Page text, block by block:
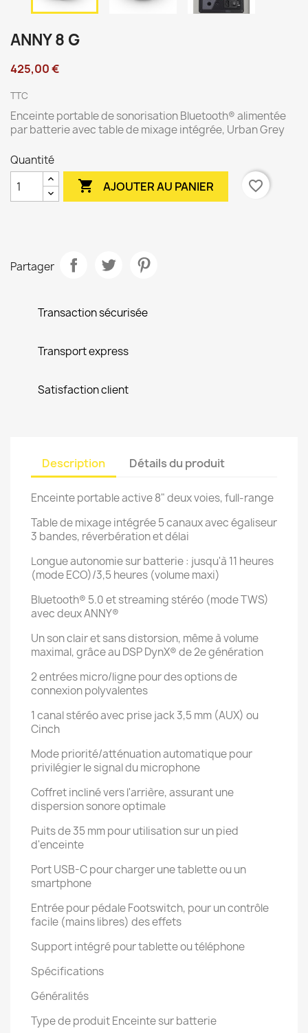
ANNY 8 G
425,00 €
TTC
Enceinte portable de sonorisation Bluetooth® alimentée
par batterie avec table de mixage intégrée, Urban Grey
Quantité
 AJOUTER AU PANIER favorite_border
Partager
Transaction sécurisée
Transport express
Satisfaction client
Description Détails du produit
Enceinte portable active 8" deux voies, full-range
Table de mixage intégrée 5 canaux avec égaliseur
3 bandes, réverbération et délai
Longue autonomie sur batterie : jusqu'à 11 heures
(mode ECO)/3,5 heures (volume maxi)
Bluetooth® 5.0 et streaming stéréo (mode TWS)
avec deux ANNY®
Un son clair et sans distorsion, même à volume
maximal, grâce au DSP DynX® de 2e génération
2 entrées micro/ligne pour des options de
connexion polyvalentes
1 canal stéréo avec prise jack 3,5 mm (AUX) ou
Cinch
Mode priorité/atténuation automatique pour
privilégier le signal du microphone
Coffret incliné vers l'arrière, assurant une
dispersion sonore optimale
Puits de 35 mm pour utilisation sur un pied
d'enceinte
Port USB-C pour charger une tablette ou un
smartphone
Entrée pour pédale Footswitch, pour un contrôle
facile (mains libres) des effets
Support intégré pour tablette ou téléphone
Spécifications
Généralités
Type de produit Enceinte sur batterie